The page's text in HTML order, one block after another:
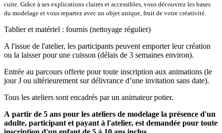
cuite. Grâce à ses explications claires et accessibles, vous découvrez les bases
du modelage et vous repartez avec un objet unique, fruit de votre créativité.
Tablier et matériel : fournis (nettoyage régulier)
A l'issue de l'atelier, les participants peuvent emporter leur création
ou la laisser pour une cuisson (délais de 3 semaines environ).
Entrée au parcours offerte pour toute inscription aux animations (le
jour J ou ultérieurement sur délivrance d’une invitation sans date).
Tous les ateliers sont encadrés par un animateur potier.
A partir de 5 ans pour les ateliers de modelage la présence d'un
adulte, participant et payant à l'atelier, est demandée pour toute